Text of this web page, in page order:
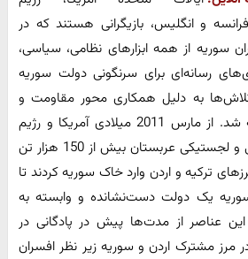
و انگلیس، بازیگرانی هستند که در
7 سال بحران سوریه از همه ابزارهای نظامی، سیاسی،
رسانه‌ای برای سرنگونی دولت سوریه
تلاش‌ها به دلیل همکاری محور مقاومت و
روسیه با شکست مواجه شد. از مارس 2011 میلادی آمریکا و رژیم
صهیونیستی با کمک مالی و لجستیکی عربستان بیش از 150 هزار تن
ترکیه و اردن وارد خاک سوریه کردند تا
یک دولت دست‌نشانده و وابسته به
این عناصر از مدت‌ها پیش در پادگانی در
مرز مشترک اردن و سوریه زیر نظر افسران